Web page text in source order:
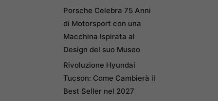
Porsche Celebra 75 Anni
di Motorsport con una
Macchina Ispirata al
Design del suo Museo
Rivoluzione Hyundai
Tucson: Come Cambierà il
Best Seller nel 2027